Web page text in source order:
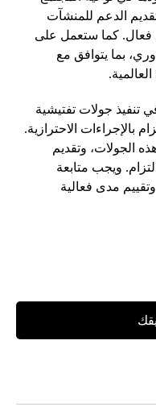
الدعم للمنشآت
فعال. كما ستعمل على
بما يتوافق مع
تنفيذ جولات تفتيشية
بالإجراءات الاحترازية.
الجولات، وتقديم
ويجب متابعة
مدى فعالية